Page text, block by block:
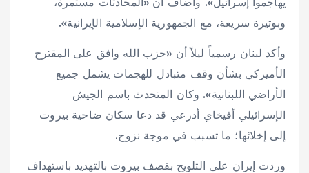
وبوتيرة سريعة، مع الجمهورية الإسلامية الإيرانية».
وأكد لبنان رسمياً ليلاً أن ​«حزب الله وافق ‌على ‌المقترح ​
الأميركي ‌بشأن ‌وقف ‌متبادل للهجمات يشمل ​جميع ​
الأراضي ​اللبنانية». وكان المتحدث باسم الجيش
الإسرائيلي أفيخاي أدرعي قد دعا سكان ضاحية بيروت
إلى إخلائها؛ ما تسبب في موجة نزوح.
وردت إيران على التلويح بقصف بيروت بالتهديد باستهداف